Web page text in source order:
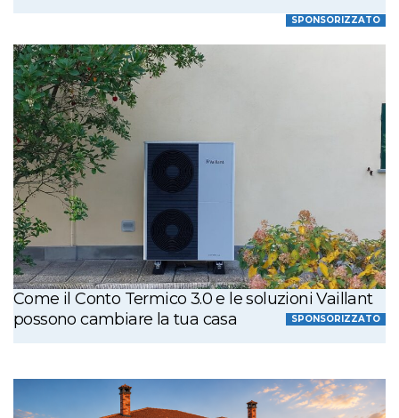
SPONSORIZZATO
Come il Conto Termico 3.0 e le soluzioni Vaillant
possono cambiare la tua casa
SPONSORIZZATO